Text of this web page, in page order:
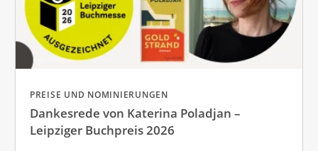
PREISE UND NOMINIERUNGEN
Dankesrede von Katerina Poladjan –
Leipziger Buchpreis 2026